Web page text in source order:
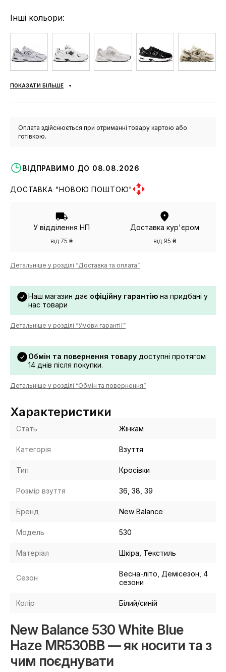
Інші кольори:
ПОКАЗАТИ БІЛЬШЕ
Оплата здійснюється при отриманні товару картою або
готівкою.
ВІДПРАВИМО ДО 08.08.2026
ДОСТАВКА "НОВОЮ ПОШТОЮ"
У відділення НП
від 75 ₴
Доставка кур'єром
від 95 ₴
Детальніше у розділі “Доставка та оплата”
Наш магазин дає офіційну гарантію на придбані у
нас товари
Детальніше у розділі “Умови гарантії”
Обмін та повернення товару доступні протягом
14 днів після покупки.
Детальніше у розділі “Обмін та повернення”
Характеристики
Стать Жінкам
Категорія Взуття
Тип Кросівки
Розмір взуття 36, 38, 39
Бренд New Balance
Модель 530
Матеріал Шкіра, Текстиль
Сезон
Весна-літо, Демісезон, 4
сезони
Колір Білий/синій
New Balance 530 White Blue
Haze MR530BB — як носити та з
чим поєднувати